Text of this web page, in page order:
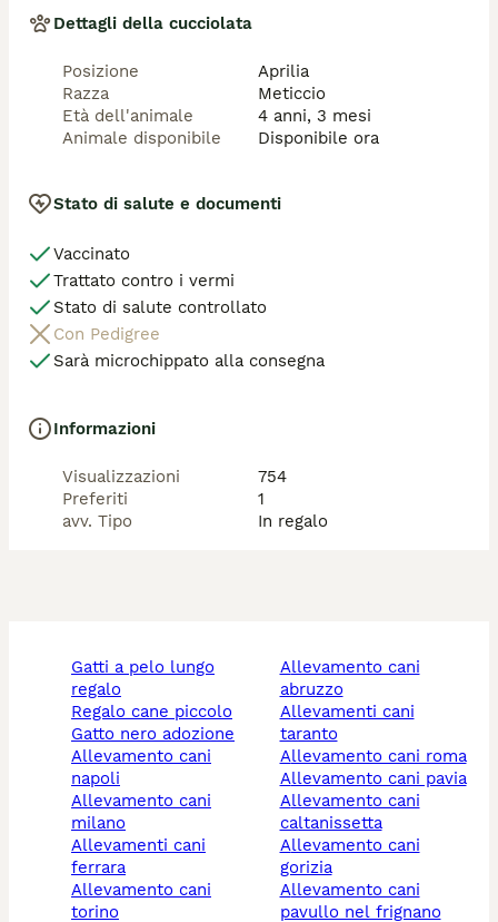
a maggio 2023.
Per adozione, contattateci alla mail 💌  ******  con
Telefonicamente ( se non rispondiamo perchè
impegnate a lavoro mandate un messaggio wp e
sarete ricontattati)
Paola 331/4833716
Sonia 333/2772597
Claudia 334/3297858
Dettagli della cucciolata
Posizione
Aprilia
Razza
Meticcio
Età dell'animale
4 anni, 3 mesi
Animale disponibile
Disponibile ora
Stato di salute e documenti
Vaccinato
Trattato contro i vermi
Stato di salute controllato
Con Pedigree
Sarà microchippato alla consegna
Informazioni
Visualizzazioni
754
Preferiti
1
avv. Tipo
In regalo
gatti a pelo lungo
regalo
regalo cane piccolo
gatto nero adozione
allevamento cani
napoli
allevamento cani
milano
allevamenti cani
ferrara
allevamento cani
torino
allevamento cani
abruzzo
allevamenti cani
taranto
allevamento cani roma
allevamento cani pavia
allevamento cani
caltanissetta
allevamento cani
gorizia
allevamento cani
pavullo nel frignano